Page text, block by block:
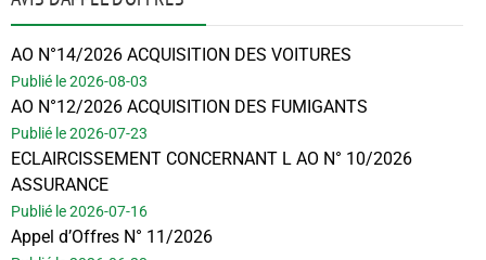
AO N°14/2026 ACQUISITION DES VOITURES
Publié le 2026-08-03
AO N°12/2026 ACQUISITION DES FUMIGANTS
Publié le 2026-07-23
ECLAIRCISSEMENT CONCERNANT L AO N° 10/2026
ASSURANCE
Publié le 2026-07-16
Appel d’Offres N° 11/2026